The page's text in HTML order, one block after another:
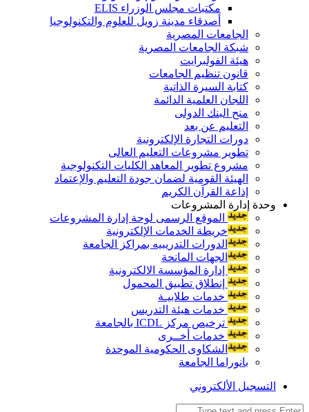
مكتبات مجلس الوزراء ELIS
أصدقاء مدينة زويل للعلوم والتكنولوجيا
الجامعات المصرية
شبكة الجامعات المصرية
هيئة الفولبرايت
قانون تنظيم الجامعات
كتابة السيرة الذاتية
اللجان العلمية الدائمة
منح البنك الدولى
التعليم عن بعد
دورات التجارة الإلكترونية
تطوير مشروعات التعليم العالى
مشروع تطوير المعاهد الكليات التكنولوجية
الهيئة القومية لضمان جودة التعليم والإعتماد
إذاعة القرآن الكريم
وحدة إدارة المشروعات
الموقع الرسمى لوحة إدارة المشروعات
خريطة الخدمات الإلكترونية
الدورات التدريبيه بمراكز الجامعة
الجهات المانحة
إدارة المؤسسة الالكترونية
إنطلاق تطبيق المحمول
خدمات طلابيـة
خدمات هيئة التدريس
ترخيص مركز ICDL بالجامعة
خدمات أخــرى
الشكاوى الحكومية الموحدة
بانوراما الجامعة
التسجيل الألكتروني